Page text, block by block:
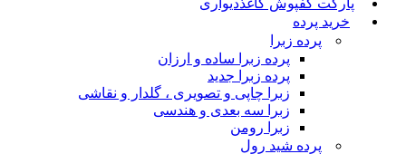
خرید پرده
پرده زبرا
پرده زبرا ساده و ارزان
پرده زبرا جدید
زبرا چاپی و تصویری ، گلدار و نقاشی
زبرا سه بعدی و هندسی
زبرا رومن
پرده شید رول